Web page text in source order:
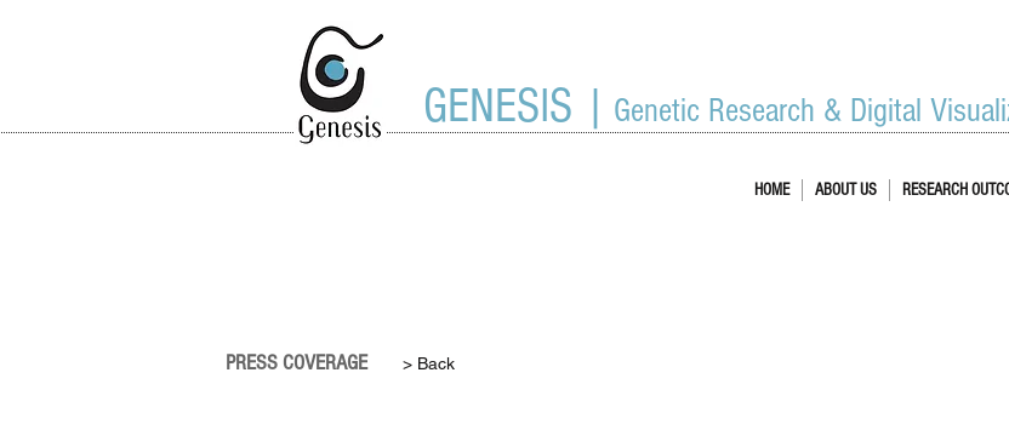
GENESIS | Genetic Research & Digital
HOME ABOUT US RESEARCH
PRESS COVERAGE > Back